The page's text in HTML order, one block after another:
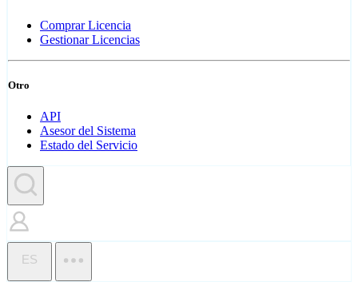
Comprar Licencia
Gestionar Licencias
Otro
API
Asesor del Sistema
Estado del Servicio
ES